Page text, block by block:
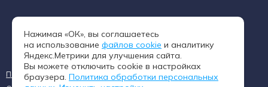
8 (962) 402-65-54
Пользовательское соглашение Политика конфиденциальности
Нажимая «ОК», вы соглашаетесь
на использование файлов cookie и аналитику
Яндекс.Метрики для улучшения сайта.
Вы можете отключить cookie в настройках
браузера. Политика обработки персональных